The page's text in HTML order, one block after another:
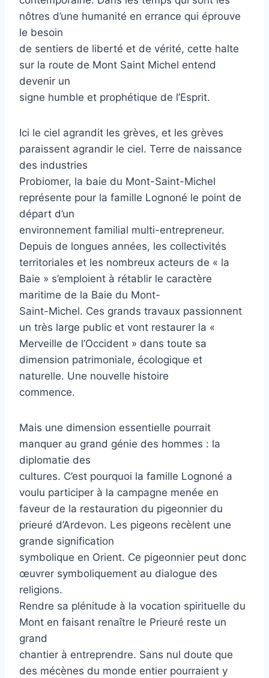
nôtres d’une humanité en errance qui éprouve
le besoin
de sentiers de liberté et de vérité, cette halte
sur la route de Mont Saint Michel entend
devenir un
signe humble et prophétique de l’Esprit.
Ici le ciel agrandit les grèves, et les grèves
paraissent agrandir le ciel. Terre de naissance
des industries
Probiomer, la baie du Mont-Saint-Michel
représente pour la famille Lognoné le point de
départ d’un
environnement familial multi-entrepreneur.
Depuis de longues années, les collectivités
territoriales et les nombreux acteurs de « la
Baie » s’emploient à rétablir le caractère
maritime de la Baie du Mont-
Saint-Michel. Ces grands travaux passionnent
un très large public et vont restaurer la «
Merveille de l’Occident » dans toute sa
dimension patrimoniale, écologique et
naturelle. Une nouvelle histoire
commence.
Mais une dimension essentielle pourrait
manquer au grand génie des hommes : la
diplomatie des
cultures. C’est pourquoi la famille Lognoné a
voulu participer à la campagne menée en
faveur de la restauration du pigeonnier du
prieuré d’Ardevon. Les pigeons recèlent une
grande signification
symbolique en Orient. Ce pigeonnier peut donc
œuvrer symboliquement au dialogue des
religions.
Rendre sa plénitude à la vocation spirituelle du
Mont en faisant renaître le Prieuré reste un
grand
chantier à entreprendre. Sans nul doute que
des mécènes du monde entier pourraient y